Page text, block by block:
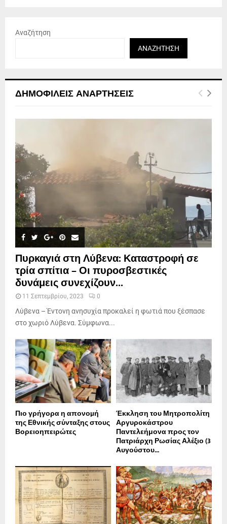
Αναζήτηση
ΑΝΑΖΉΤΗΣΗ
ΔΗΜΟΦΙΛΕΊΣ ΑΝΑΡΤΉΣΕΙΣ
Πυρκαγιά στη Λύβενα: Καταστροφή σε
τρία σπίτια – Οι πυροσβεστικές
δυνάμεις συνεχίζουν...
11 Σεπτεμβρίου, 2023 0
Λύβενα – Έντονη ανησυχία προκαλεί η φωτιά που ξέσπασε
στο χωριό Λύβενα. Σύμφωνα...
Πιο γρήγορα η απονοµή
της Εθνικής σύνταξης στους
Βορειοηπειρώτες
Έκκληση του Μητροπολίτη
Αργυροκάστρου
Παντελεήμονα προς τον
Πατριάρχη Ρωσίας Αλέξιο (3
Αυγούστου...